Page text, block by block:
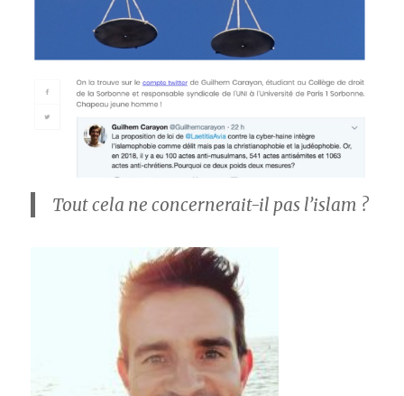
Tout cela ne concernerait-il pas l’islam ?